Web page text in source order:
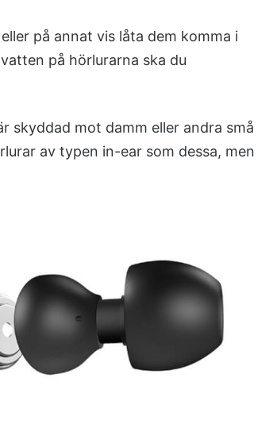
på annat vis låta dem komma i
på hörlurarna ska du
skyddad mot damm eller andra små
av typen in-ear som dessa, men